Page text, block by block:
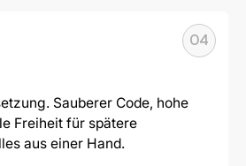
Sauberer Code, hohe
Freiheit für spätere
aus einer Hand.
04